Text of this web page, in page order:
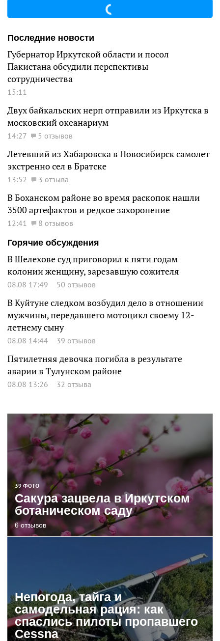
Последние новости
Губернатор Иркутской области и посол
Пакистана обсудили перспективы
сотрудничества
15:11
Двух байкальских нерп отправили из Иркутска в
московский океанариум
14:27 5 отзывов
Летевший из Хабаровска в Новосибирск самолет
экстренно сел в Братске
13:52 3 отзыва
В Боханском районе во время раскопок нашли
3500 артефактов и редкое захоронение
12:41
8 отзывов
Горячие обсуждения
В Шелехове суд приговорил к пяти годам
колонии женщину, зарезавшую сожителя
08.08 17:49 50 отзывов
В Куйтуне следком возбудил дело в отношении
мужчины, передавшего мотоцикл своему 12-
летнему сыну
08.08 14:44 39 отзывов
Пятилетняя девочка погибла в результате
аварии в Тулунском районе
08.08 13:26 32 отзыва
39 ФОТО
Сакура зацвела в Иркутском
ботаническом саду
6 отзывов
Непогода, тайга и
самодельная рация: как
спаслись пилоты пропавшего
Cessna